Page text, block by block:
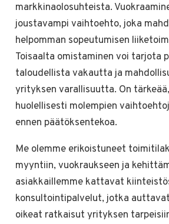
markkinaolosuhteista.
joustavampi vaihtoehto, joka
helpomman sopeutumisen
Toisaalta omistaminen voi tarjota
taloudellista vakautta ja
yrityksen varallisuutta. On
huolellisesti molempien
ennen päätöksentekoa.
Me olemme erikoistuneet
myyntiin, vuokraukseen ja
asiakkaillemme kattavat
konsultointipalvelut, jotka
oikeat ratkaisut yrityksen